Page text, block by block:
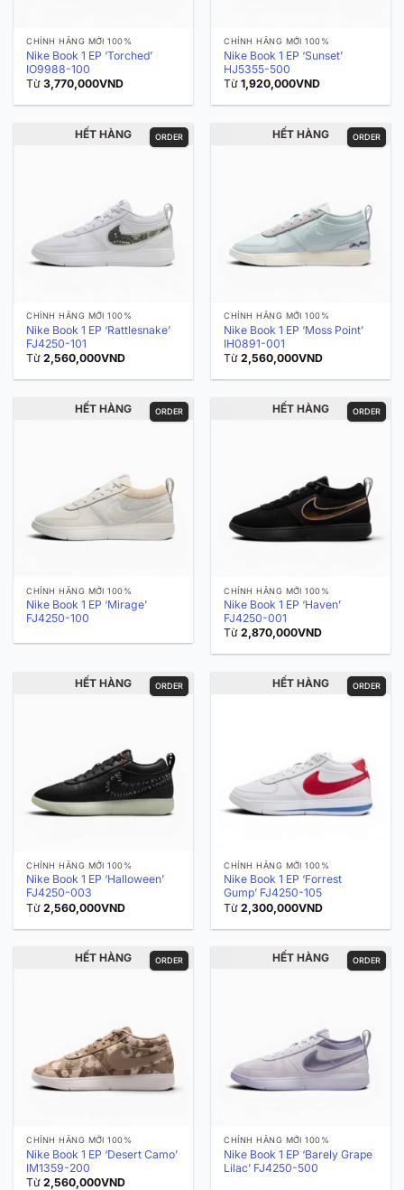
CHÍNH HÃNG MỚI 100%
Nike Book 1 EP ‘Torched’
IO9988-100
Từ3,770,000VND
CHÍNH HÃNG MỚI 100%
Nike Book 1 EP ‘Sunset’
HJ5355-500
Từ1,920,000VND
ORDER
HẾT HÀNG
CHÍNH HÃNG MỚI 100%
Nike Book 1 EP ‘Rattlesnake’
FJ4250-101
Từ2,560,000VND
ORDER
HẾT HÀNG
CHÍNH HÃNG MỚI 100%
Nike Book 1 EP ‘Moss Point’
IH0891-001
Từ2,560,000VND
ORDER
HẾT HÀNG
CHÍNH HÃNG MỚI 100%
Nike Book 1 EP ‘Mirage’
FJ4250-100
ORDER
HẾT HÀNG
CHÍNH HÃNG MỚI 100%
Nike Book 1 EP ‘Haven’
FJ4250-001
Từ2,870,000VND
ORDER
HẾT HÀNG
CHÍNH HÃNG MỚI 100%
Nike Book 1 EP ‘Halloween’
FJ4250-003
Từ2,560,000VND
ORDER
HẾT HÀNG
CHÍNH HÃNG MỚI 100%
Nike Book 1 EP ‘Forrest
Gump’ FJ4250-105
Từ2,300,000VND
ORDER
HẾT HÀNG
CHÍNH HÃNG MỚI 100%
Nike Book 1 EP ‘Desert Camo’
IM1359-200
Từ2,560,000VND
ORDER
HẾT HÀNG
CHÍNH HÃNG MỚI 100%
Nike Book 1 EP ‘Barely Grape
Lilac’ FJ4250-500